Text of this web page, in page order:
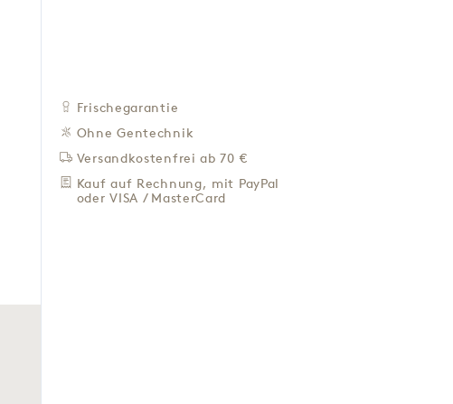
BESCHREIBUNG
HERKUNFT
Frischegarantie
Ohne Gentechnik
Versandkostenfrei ab 70 €
Kauf auf Rechnung, mit PayPal
oder VISA / MasterCard